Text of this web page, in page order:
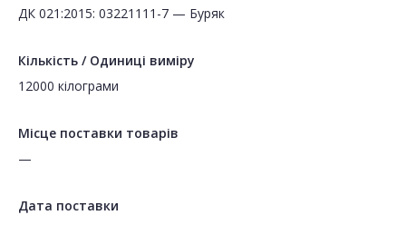
ДК 021:2015: 03221111-7 — Буряк
Кількість / Одиниці виміру
12000 кілограми
Місце поставки товарів
—
Дата поставки